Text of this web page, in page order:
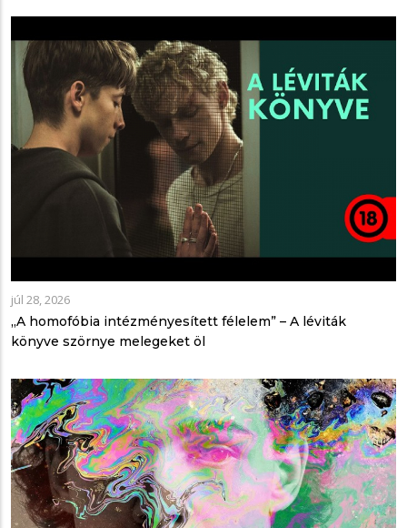
júl 28, 2026
„A homofóbia intézményesített félelem” – A léviták
könyve szörnye melegeket öl